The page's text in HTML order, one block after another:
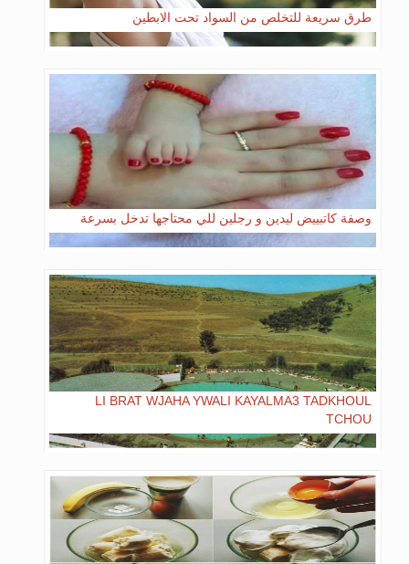
طرق سريعة للتخلص من السواد تحت الابطين
وصفة كاتبييض ليدين و رجلين للي محتاجها تدخل بسرعة
LI BRAT WJAHA YWALI KAYALMA3 TADKHOUL
TCHOU